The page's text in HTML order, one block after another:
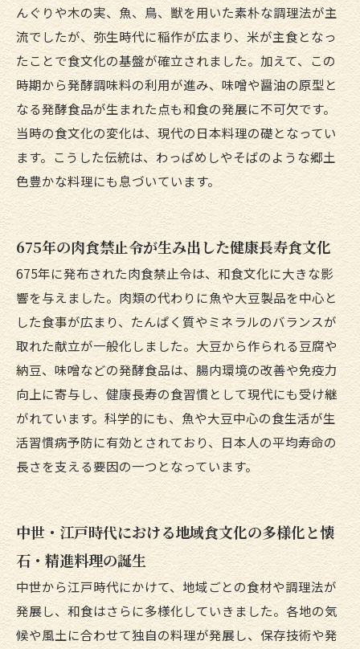
んぐりや木の実、魚、鳥、獣を用いた素朴な調理法が主
流でしたが、弥生時代に稲作が広まり、米が主食となっ
たことで食文化の基盤が確立されました。加えて、この
時期から発酵調味料の利用が進み、味噌や醤油の原型と
なる発酵食品が生まれた点も和食の発展に不可欠です。
当時の食文化の変化は、現代の日本料理の礎となってい
ます。こうした伝統は、わっぱめしやそばのような郷土
色豊かな料理にも息づいています。
675年の肉食禁止令が生み出した健康長寿食文化
675年に発布された肉食禁止令は、和食文化に大きな影
響を与えました。肉類の代わりに魚や大豆製品を中心と
した食事が広まり、たんぱく質やミネラルのバランスが
取れた献立が一般化しました。大豆から作られる豆腐や
納豆、味噌などの発酵食品は、腸内環境の改善や免疫力
向上に寄与し、健康長寿の食習慣として現代にも受け継
がれています。科学的にも、魚や大豆中心の食生活が生
活習慣病予防に有効とされており、日本人の平均寿命の
長さを支える要因の一つとなっています。
中世・江戸時代における地域食文化の多様化と懐
石・精進料理の誕生
中世から江戸時代にかけて、地域ごとの食材や調理法が
発展し、和食はさらに多様化していきました。各地の気
候や風土に合わせて独自の料理が発展し、保存技術や発